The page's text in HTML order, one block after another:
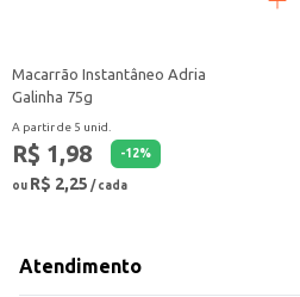
Macarrão Instantâneo Adria
Galinha 75g
A partir de 5 unid.
R$ 1,98 -12%
ou R$ 2,25 / cada
Atendimento